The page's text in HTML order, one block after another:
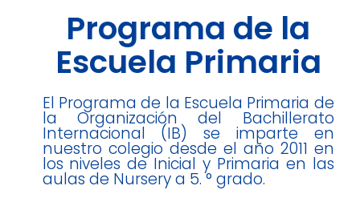
Programa de la
Escuela Primaria
El Programa de la Escuela Primaria de
la Organización del Bachillerato
Internacional (IB) se imparte en
nuestro colegio desde el año 2011 en
los niveles de Inicial y Primaria en las
aulas de Nursery a 5. ° grado.